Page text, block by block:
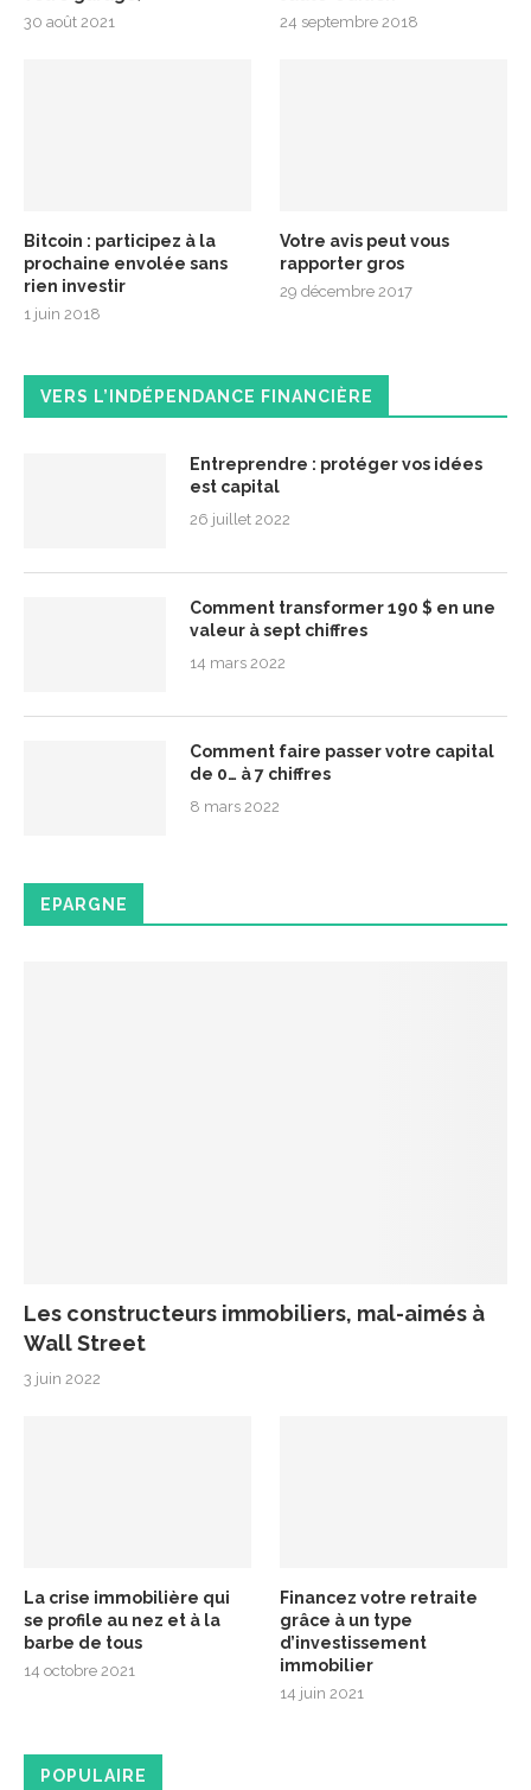
30 août 2021 24 septembre 2018
Bitcoin : participez à la
prochaine envolée sans
rien investir
1 juin 2018
Votre avis peut vous
rapporter gros
29 décembre 2017
VERS L’INDÉPENDANCE FINANCIÈRE
Entreprendre : protéger vos idées
est capital
26 juillet 2022
Comment transformer 190 $ en une
valeur à sept chiffres
14 mars 2022
Comment faire passer votre capital
de 0… à 7 chiffres
8 mars 2022
EPARGNE
Les constructeurs immobiliers, mal-aimés à
Wall Street
3 juin 2022
La crise immobilière qui
se profile au nez et à la
barbe de tous
14 octobre 2021
Financez votre retraite
grâce à un type
d’investissement
immobilier
14 juin 2021
POPULAIRE